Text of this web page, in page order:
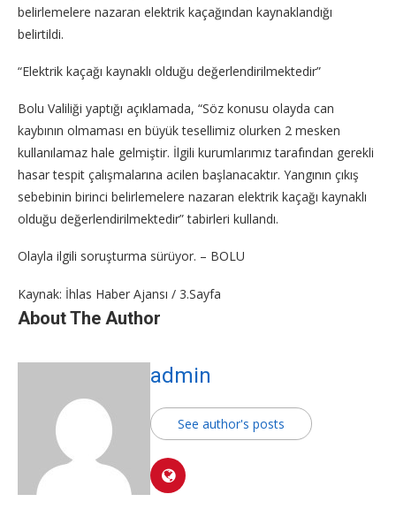
belirlemelere nazaran elektrik kaçağından kaynaklandığı
belirtildi.
“Elektrik kaçağı kaynaklı olduğu değerlendirilmektedir”
Bolu Valiliği yaptığı açıklamada, “Söz konusu olayda can
kaybının olmaması en büyük tesellimiz olurken 2 mesken
kullanılamaz hale gelmiştir. İlgili kurumlarımız tarafından gerekli
hasar tespit çalışmalarına acilen başlanacaktır. Yangının çıkış
sebebinin birinci belirlemelere nazaran elektrik kaçağı kaynaklı
olduğu değerlendirilmektedir” tabirleri kullandı.
Olayla ilgili soruşturma sürüyor. – BOLU
Kaynak: İhlas Haber Ajansı / 3.Sayfa
About The Author
admin
See author's posts